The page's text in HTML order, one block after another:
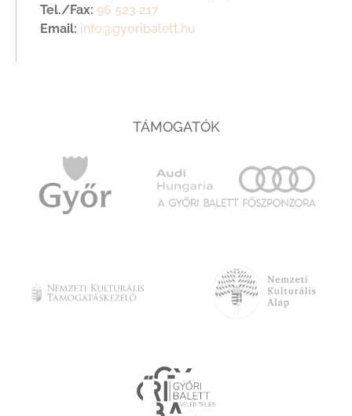
Tel./Fax: 96 523 217
Email: info@gyoribalett.hu
TÁMOGATÓK